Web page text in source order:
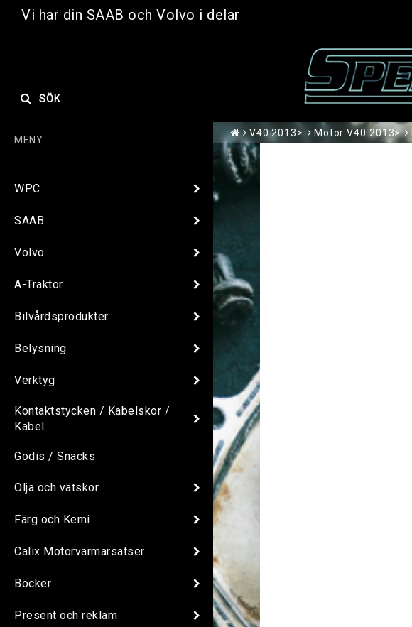
Vi har din SAAB och Volvo i delar
SÖK
MENY
WPC
SAAB
Volvo
A-Traktor
Bilvårdsprodukter
Belysning
Verktyg
Kontaktstycken / Kabelskor /
Kabel
Godis / Snacks
Olja och vätskor
Färg och Kemi
Calix Motorvärmarsatser
Böcker
Present och reklam
V40 2013> Motor V40 2013>